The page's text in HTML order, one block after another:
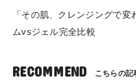
「その肌、クレンジングで
ムvsジェル完全比較
RECOMMEND